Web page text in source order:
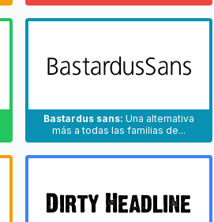
Bastardus sans: Una alternativa
más a todas las familias de...